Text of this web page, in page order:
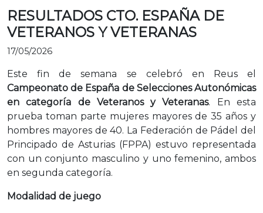
RESULTADOS CTO. ESPAÑA DE
VETERANOS Y VETERANAS
17/05/2026
Este fin de semana se celebró en Reus el
Campeonato de España de Selecciones Autonómicas
en categoría de Veteranos y Veteranas. En esta
prueba toman parte mujeres mayores de 35 años y
hombres mayores de 40. La Federación de Pádel del
Principado de Asturias (FPPA) estuvo representada
con un conjunto masculino y uno femenino, ambos
en segunda categoría.
Modalidad de juego